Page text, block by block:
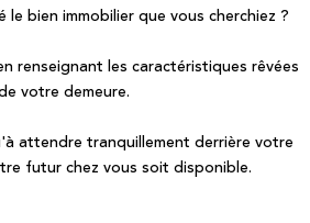
le bien immobilier que vous cherchiez ?
renseignant les caractéristiques rêvées
votre demeure.
attendre tranquillement derrière votre
futur chez vous soit disponible.